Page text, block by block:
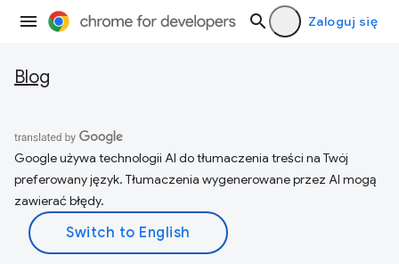
Zaloguj się
Blog
Google używa technologii AI do tłumaczenia treści na Twój
preferowany język. Tłumaczenia wygenerowane przez AI mogą
zawierać błędy.